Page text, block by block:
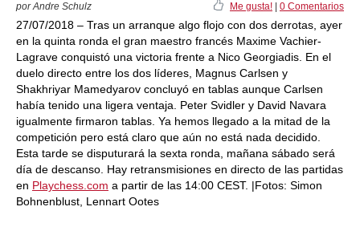
por Andre Schulz Me gusta! 0 Comentarios
27/07/2018 – Tras un arranque algo flojo con dos derrotas, ayer
en la quinta ronda el gran maestro francés Maxime Vachier-
Lagrave conquistó una victoria frente a Nico Georgiadis. En el
duelo directo entre los dos líderes, Magnus Carlsen y
Shakhriyar Mamedyarov concluyó en tablas aunque Carlsen
había tenido una ligera ventaja. Peter Svidler y David Navara
igualmente firmaron tablas. Ya hemos llegado a la mitad de la
competición pero está claro que aún no está nada decidido.
Esta tarde se disputurará la sexta ronda, mañana sábado será
día de descanso. Hay retransmisiones en directo de las partidas
en Playchess.com a partir de las 14:00 CEST. |Fotos: Simon
Bohnenblust, Lennart Ootes